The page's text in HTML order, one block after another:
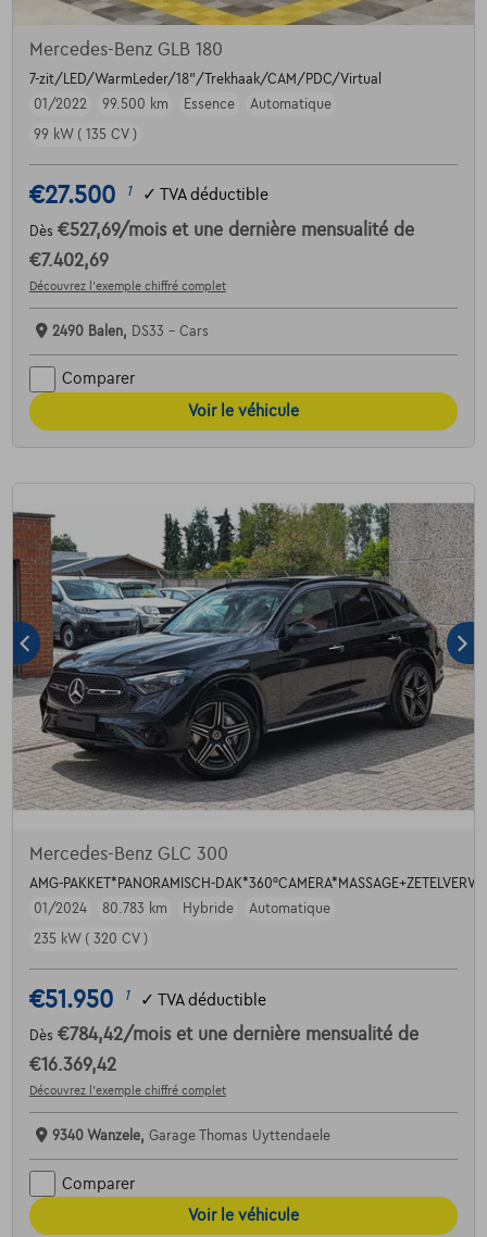
Mercedes-Benz GLB 180
7-zit/LED/WarmLeder/18"/Trekhaak/CAM/PDC/Virtual
01/2022
99.500 km Essence
Automatique
99 kW ( 135 CV )
€27.500 1 ✓ TVA déductible
Dès €527,69/mois et une dernière mensualité de
€7.402,69
Découvrez l’exemple chiffré complet
2490 Balen, DS33 - Cars
Comparer
Voir le véhicule
Mercedes-Benz GLC 300
AMG-PAKKET*PANORAMISCH-
01/2024
80.783 km Hybride
Automatique
235 kW ( 320 CV )
€51.950 1 ✓ TVA déductible
Dès €784,42/mois et une dernière mensualité de
€16.369,42
Découvrez l’exemple chiffré complet
9340 Wanzele, Garage Thomas Uyttendaele
Comparer
Voir le véhicule